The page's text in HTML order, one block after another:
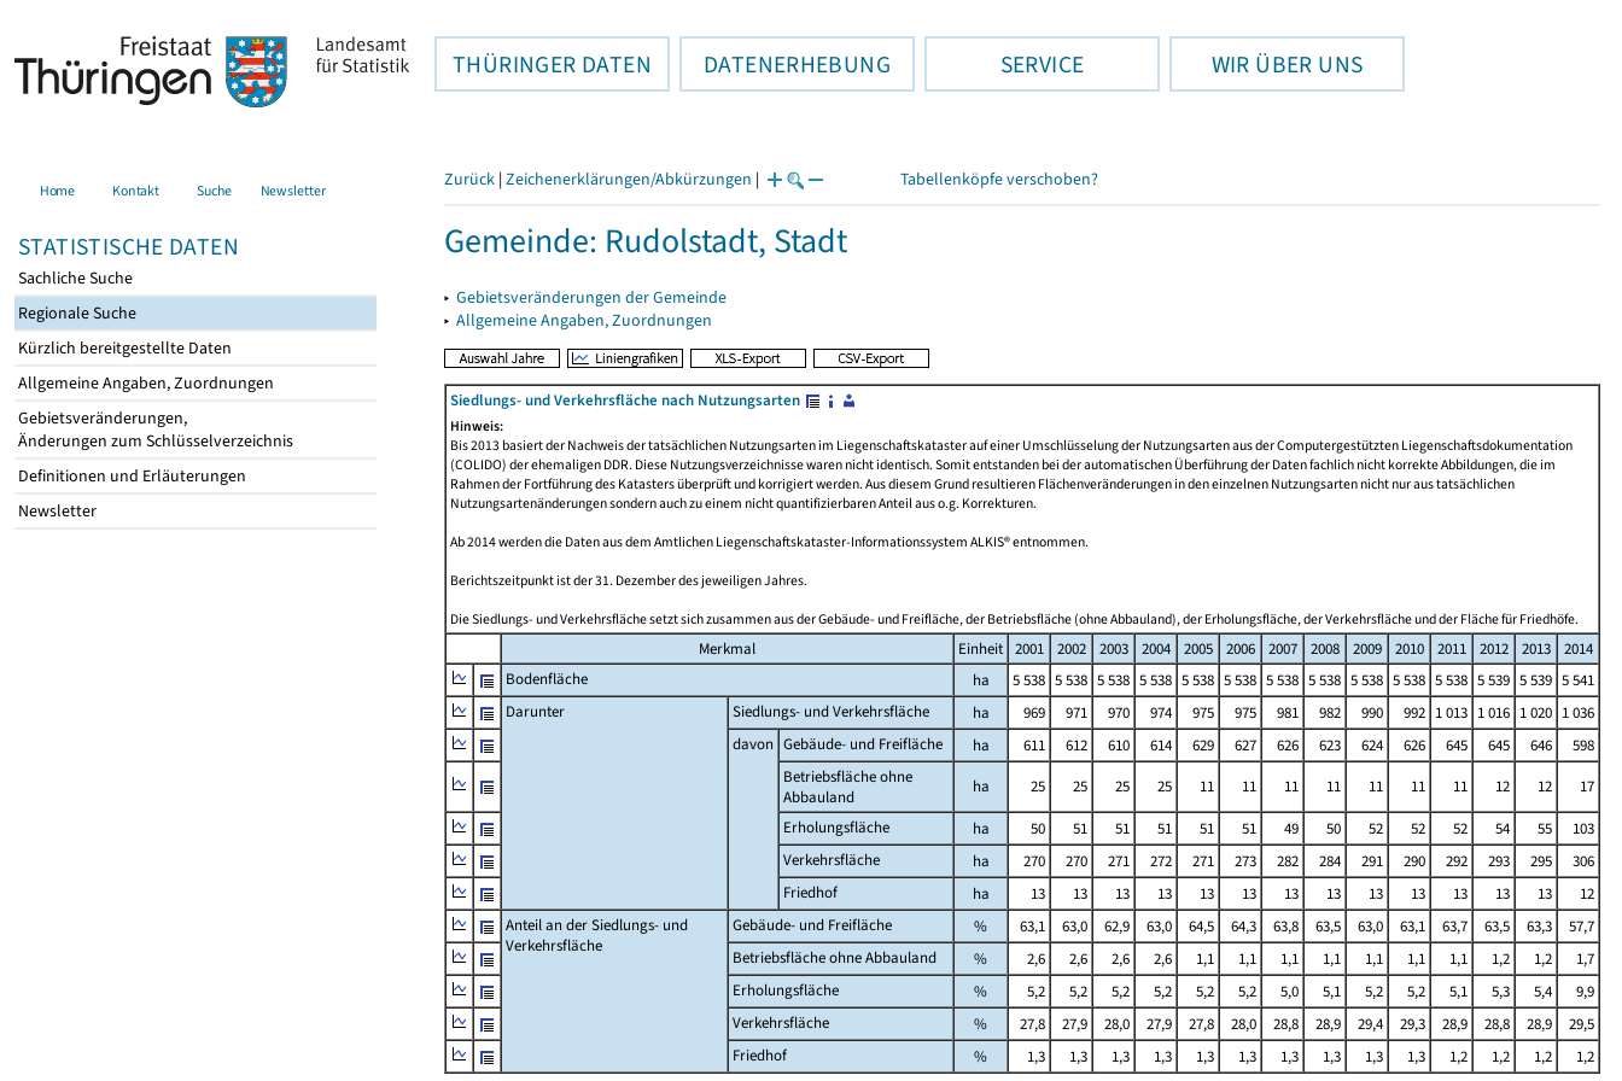
THÜRINGER DATEN DATENERHEBUNG SERVICE WIR ÜBER UNS
Home Kontakt Suche Newsletter
STATISTISCHE DATEN
Sachliche Suche
Regionale Suche
Kürzlich bereitgestellte Daten
Allgemeine Angaben, Zuordnungen
Gebietsveränderungen,
Änderungen zum Schlüsselverzeichnis
Definitionen und Erläuterungen
Newsletter
Zurück | Zeichenerklärungen/Abkürzungen | Tabellenköpfe verschoben?
Gemeinde: Rudolstadt, Stadt
▸ Gebietsveränderungen der Gemeinde
▸ Allgemeine Angaben, Zuordnungen
Siedlungs- und Verkehrsfläche nach Nutzungsarten
Hinweis:
Bis 2013 basiert der Nachweis der tatsächlichen Nutzungsarten im Liegenschaftskataster auf einer Umschlüsselung der Nutzungsarten aus der Computergestützten Liegenschaftsdokumentation
(COLIDO) der ehemaligen DDR. Diese Nutzungsverzeichnisse waren nicht identisch. Somit entstanden bei der automatischen Überführung der Daten fachlich nicht korrekte Abbildungen, die im
Rahmen der Fortführung des Katasters überprüft und korrigiert werden. Aus diesem Grund resultieren Flächenveränderungen in den einzelnen Nutzungsarten nicht nur aus tatsächlichen
Nutzungsartenänderungen sondern auch zu einem nicht quantifizierbaren Anteil aus o.g. Korrekturen.
Ab 2014 werden die Daten aus dem Amtlichen Liegenschaftskataster-Informationssystem ALKIS® entnommen.
Berichtszeitpunkt ist der 31. Dezember des jeweiligen Jahres.
Die Siedlungs- und Verkehrsfläche setzt sich zusammen aus der Gebäude- und Freifläche, der Betriebsfläche (ohne Abbauland), der Erholungsfläche, der Verkehrsfläche und der Fläche für Friedhöfe.
Merkmal Einheit 2001 2002 2003 2004 2005 2006 2007 2008 2009 2010 2011 2012 2013
2014
Bodenfläche
ha 5 538 5 538 5 538 5 538 5 538 5 538 5 538 5 538 5 538 5 538 5 538 5 539 5 539 5 541
Darunter
Siedlungs- und Verkehrsfläche ha 969 971 970 974 975 975 981 982 990 992 1 013 1 016 1 020 1 036
davon Gebäude- und Freifläche ha 611 612 610 614 629 627 626 623 624 626 645 645 646
598
Betriebsfläche ohne
Abbauland
ha 25 25 25 25 11 11 11 11 11 11 11 12 12
17
Erholungsfläche
ha 50 51 51 51 51 51 49 50 52 52 52 54 55
103
Verkehrsfläche
ha 270 270 271 272 271 273 282 284 291 290 292 293 295
306
Friedhof
ha 13 13 13 13 13 13 13 13 13 13 13 13 13
12
Anteil an der Siedlungs- und
Verkehrsfläche
Gebäude- und Freifläche % 63,1 63,0 62,9 63,0 64,5 64,3 63,8 63,5 63,0 63,1 63,7 63,5 63,3
57,7
Betriebsfläche ohne Abbauland
% 2,6 2,6 2,6 2,6 1,1 1,1 1,1 1,1 1,1 1,1 1,1 1,2 1,2
1,7
Erholungsfläche
% 5,2 5,2 5,2 5,2 5,2 5,2 5,0 5,1 5,2 5,2 5,1 5,3 5,4
9,9
Verkehrsfläche
% 27,8 27,9 28,0 27,9 27,8 28,0 28,8 28,9 29,4 29,3 28,9 28,8 28,9
29,5
Friedhof
% 1,3 1,3 1,3 1,3 1,3 1,3 1,3 1,3 1,3 1,3 1,2 1,2 1,2 1,2